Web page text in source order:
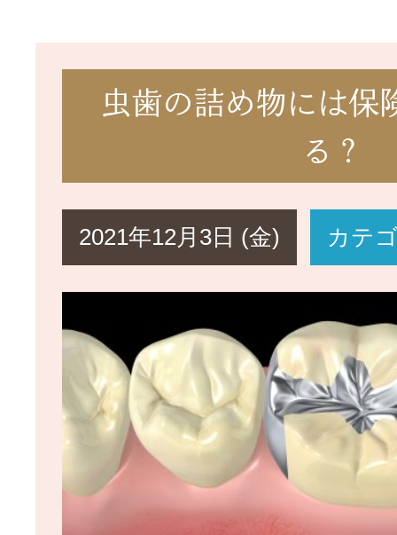
虫歯の詰め物には保
る？
2021年12月3日 (金) カテ